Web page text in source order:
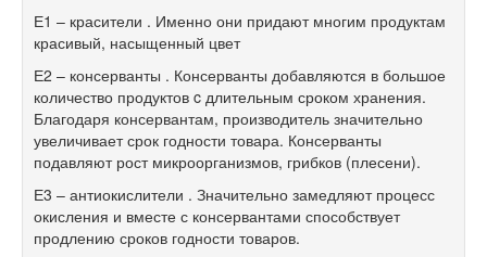
Е1 – красители . Именно они придают многим продуктам
красивый, насыщенный цвет
Е2 – консерванты . Консерванты добавляются в большое
количество продуктов c длительным сроком хранения.
Благодаря консервантам, производитель значительно
увеличивает срок годности товара. Консерванты
подавляют рост микроорганизмов, грибков (плесени).
Е3 – антиокислители . Значительно замедляют процесс
окисления и вместе с консервантами способствует
продлению сроков годности товаров.